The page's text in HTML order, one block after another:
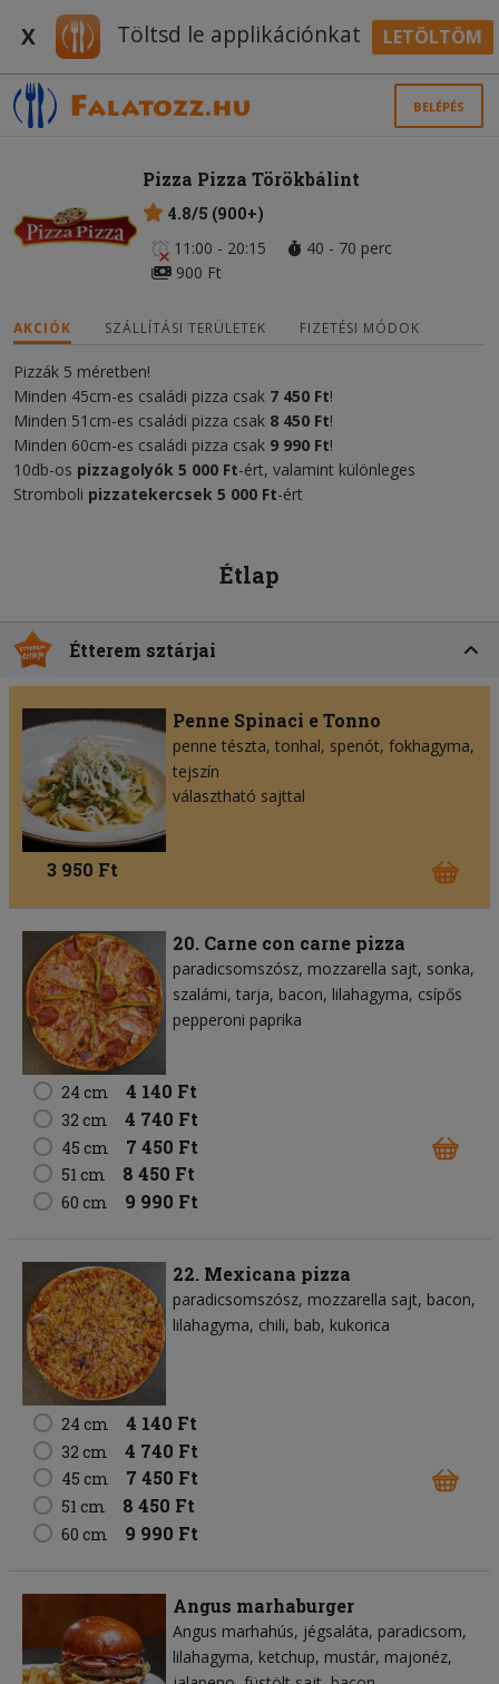
X Töltsd le applikációnkat LETÖLTÖM
BELÉPÉS
Pizza Pizza Törökbálint
4.8/5 (900+)
11:00 - 20:15
40 - 70 perc
900 Ft
AKCIÓK SZÁLLÍTÁSI TERÜLETEK FIZETÉSI MÓDOK
Pizzák 5 méretben!
Minden 45cm-es családi pizza csak 7 450 Ft!
Minden 51cm-es családi pizza csak 8 450 Ft!
Minden 60cm-es családi pizza csak 9 990 Ft!
10db-os pizzagolyók 5 000 Ft-ért, valamint különleges
Stromboli pizzatekercsek 5 000 Ft-ért
Étlap
Étterem sztárjai
Penne Spinaci e Tonno
penne tészta tonhal spenót fokhagyma
tejszín
választható sajttal
3 950 Ft
20. Carne con carne pizza
paradicsomszósz mozzarella sajt sonka
szalámi tarja bacon lilahagyma csípős
pepperoni paprika
24 cm 4 140 Ft
32 cm 4 740 Ft
45 cm 7 450 Ft
51 cm 8 450 Ft
60 cm 9 990 Ft
22. Mexicana pizza
paradicsomszósz mozzarella sajt bacon
lilahagyma chili bab kukorica
24 cm 4 140 Ft
32 cm 4 740 Ft
45 cm 7 450 Ft
51 cm 8 450 Ft
60 cm 9 990 Ft
Angus marhaburger
Angus marhahús jégsaláta paradicsom
lilahagyma ketchup mustár majonéz